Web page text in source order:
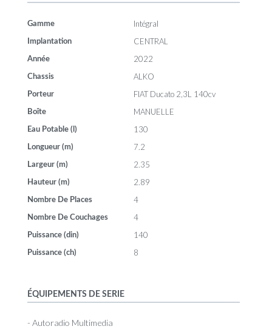
Gamme Intégral
Implantation CENTRAL
Année 2022
Chassis ALKO
Porteur FIAT Ducato 2,3L 140cv
Boîte MANUELLE
Eau Potable (l) 130
Longueur (m) 7.2
Largeur (m) 2.35
Hauteur (m) 2.89
Nombre De Places 4
Nombre De Couchages 4
Puissance (din) 140
Puissance (ch) 8
ÉQUIPEMENTS DE SERIE
- Autoradio Multimedia